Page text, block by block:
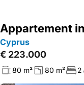
Appartement
Cyprus
€ 223.000
80 m² 80 m² 2